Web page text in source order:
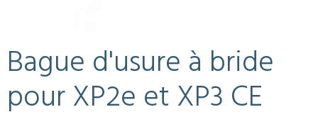
Bague d'usure à bride
pour XP2e et XP3 CE